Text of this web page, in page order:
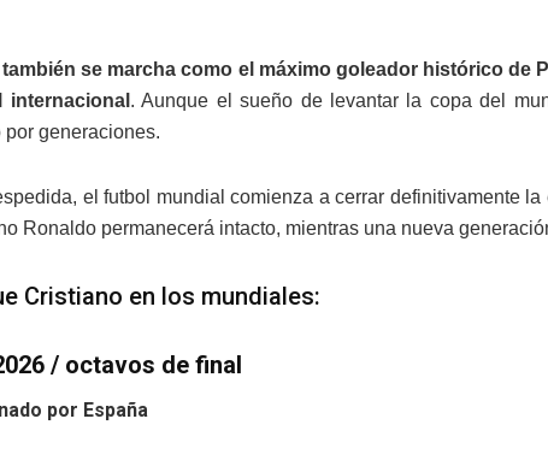
se marcha como el máximo goleador histórico de
internacional . Aunque el sueño de levantar la copa del
por generaciones.
el futbol mundial comienza a cerrar definitivamente
Ronaldo permanecerá intacto, mientras una nueva
Cristiano en los mundiales:
/ octavos de final
por España